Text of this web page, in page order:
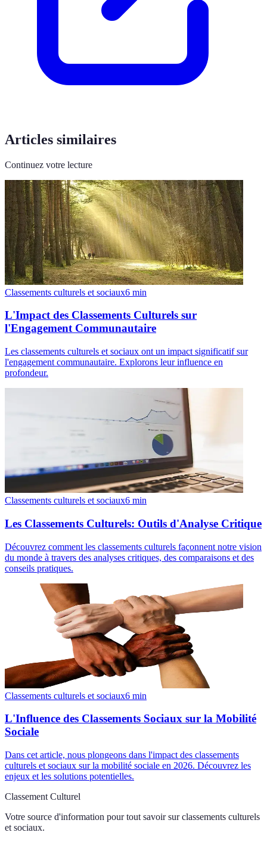
Articles similaires
Continuez votre lecture
Classements culturels et sociaux6 min
L'Impact des Classements Culturels sur
l'Engagement Communautaire
Les classements culturels et sociaux ont un impact significatif sur
l'engagement communautaire. Explorons leur influence en
profondeur.
Classements culturels et sociaux6 min
Les Classements Culturels: Outils d'Analyse Critique
Découvrez comment les classements culturels façonnent notre vision
du monde à travers des analyses critiques, des comparaisons et des
conseils pratiques.
Classements culturels et sociaux6 min
L'Influence des Classements Sociaux sur la Mobilité
Sociale
Dans cet article, nous plongeons dans l'impact des classements
culturels et sociaux sur la mobilité sociale en 2026. Découvrez les
enjeux et les solutions potentielles.
Classement Culturel
Votre source d'information pour tout savoir sur classements culturels
et sociaux.